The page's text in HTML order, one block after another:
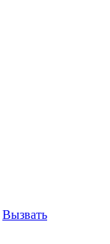
Вызвать